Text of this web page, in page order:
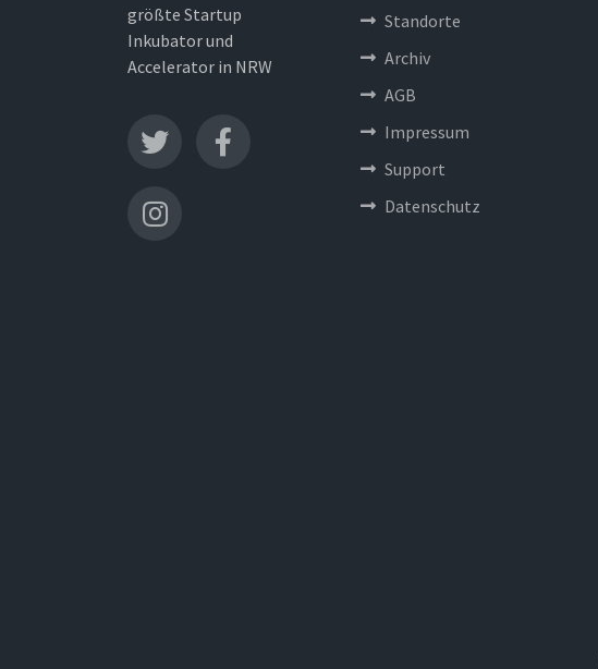
größte Startup
Inkubator und
Accelerator in NRW
Standorte
Archiv
AGB
Impressum
Support
Datenschutz